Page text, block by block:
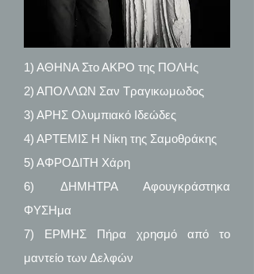
1) ΑΘΗΝΑ Στο ΑΚΡΟ της ΠΟΛΗς
2) ΑΠΟΛΛΩΝ Σαν Τραγικωμωδος
3) ΑΡΗΣ Ολυμπιακό Ιδεώδες
4) ΑΡΤΕΜΙΣ Η Νίκη της Σαμοθράκης
5) ΑΦΡΟΔΙΤΗ Χάρη
6) ΔΗΜΗΤΡΑ Αφουγκράστηκα
ΦΥΣΗμα
7) ΕΡΜΗΣ Πήρα χρησμό από το
μαντείο των Δελφών